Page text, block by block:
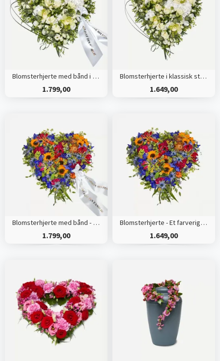
Blomsterhjerte med bånd i klassisk stil - creme
1.799,00
Blomsterhjerte i klassisk stil - creme
1.649,00
Blomsterhjerte med bånd - Et farverigt farvel
1.799,00
Blomsterhjerte - Et farverigt farvel
1.649,00